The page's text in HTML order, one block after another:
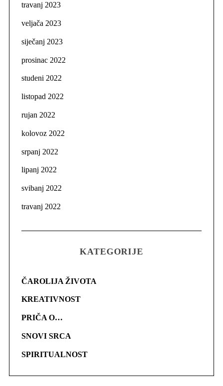
travanj 2023
veljača 2023
siječanj 2023
prosinac 2022
studeni 2022
listopad 2022
rujan 2022
kolovoz 2022
srpanj 2022
lipanj 2022
svibanj 2022
travanj 2022
KATEGORIJE
ČAROLIJA ŽIVOTA
KREATIVNOST
PRIČA O…
SNOVI SRCA
SPIRITUALNOST